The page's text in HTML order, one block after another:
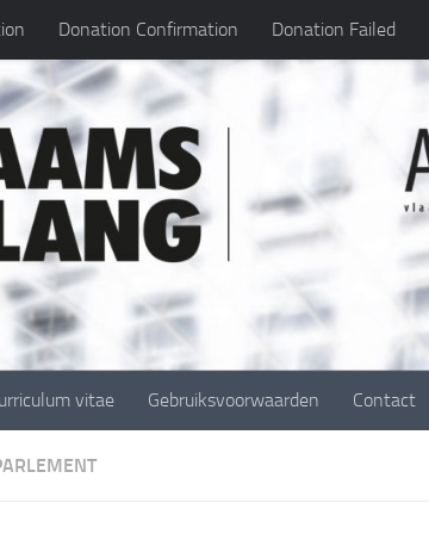
Donation Confirmation Donation Failed
vitae Gebruiksvoorwaarden Contact